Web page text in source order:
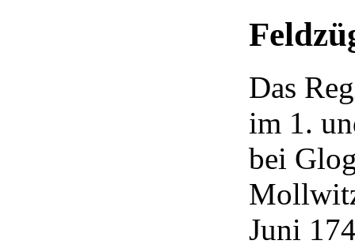
Das
im 1.
bei
Juni